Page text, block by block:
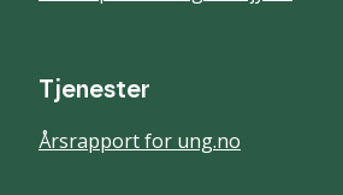
Tjenester
Årsrapport for ung.no